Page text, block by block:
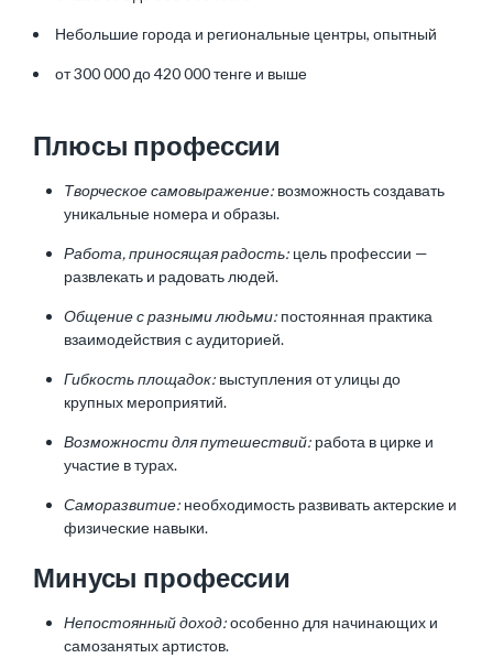
Небольшие города и региональные центры, опытный
от 300 000 до 420 000 тенге и выше
Плюсы профессии
Творческое самовыражение: возможность создавать
уникальные номера и образы.
Работа, приносящая радость: цель профессии —
развлекать и радовать людей.
Общение с разными людьми: постоянная практика
взаимодействия с аудиторией.
Гибкость площадок: выступления от улицы до
крупных мероприятий.
Возможности для путешествий: работа в цирке и
участие в турах.
Саморазвитие: необходимость развивать актерские и
физические навыки.
Минусы профессии
Непостоянный доход:особенно для начинающих и
самозанятых артистов.